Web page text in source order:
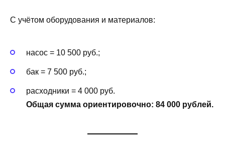
С учётом оборудования и материалов:
насос = 10 500 руб.;
бак = 7 500 руб.;
расходники = 4 000 руб.
Общая сумма ориентировочно: 84 000 рублей.